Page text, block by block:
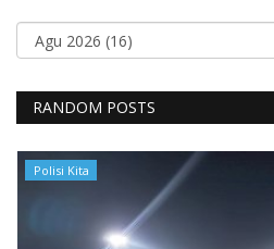
RANDOM POSTS
Polisi Kita